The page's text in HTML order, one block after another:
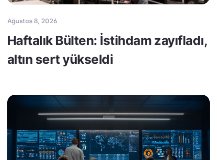
Ağustos 8, 2026
Haftalık Bülten: İstihdam zayıfladı,
altın sert yükseldi